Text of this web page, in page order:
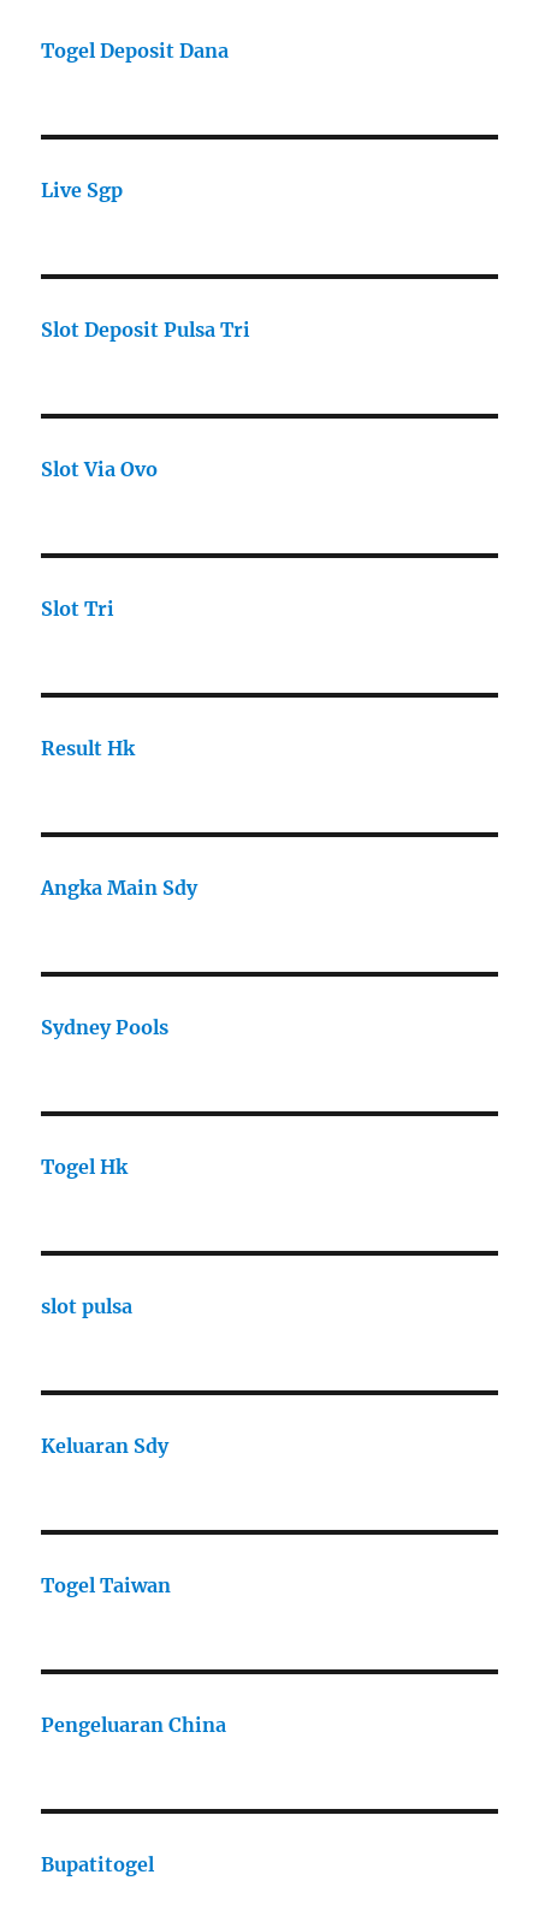
Togel Deposit Dana
Live Sgp
Slot Deposit Pulsa Tri
Slot Via Ovo
Slot Tri
Result Hk
Angka Main Sdy
Sydney Pools
Togel Hk
slot pulsa
Keluaran Sdy
Togel Taiwan
Pengeluaran China
Bupatitogel